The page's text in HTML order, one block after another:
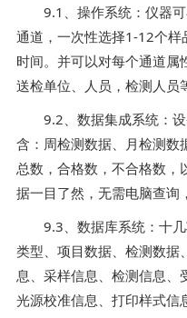
9.1、操作系统：仪器可
通道，一次性选择1-12个
时间。并可以对每个通道属
送检单位、人员，检测人员
9.2、数据集成系统：设
含：周检测数据、月检测数
总数，合格数，不合格数，
据一目了然，无需电脑查询
9.3、数据库系统：十几
类型、项目数据、检测数据
息、采样信息、检测信息、
光源校准信息、打印样式信